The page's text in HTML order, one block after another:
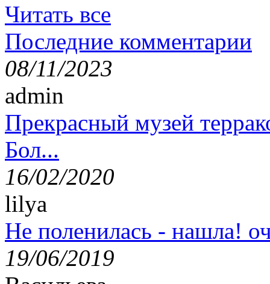
Читать все
Последние комментарии
08/11/2023
admin
Прекрасный музей
Бол...
16/02/2020
lilya
Не поленилась - нашла!
19/06/2019